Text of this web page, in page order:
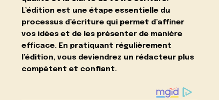
L’édition est une étape essentielle du
processus d’écriture qui permet d’affiner
vos idées et de les présenter de manière
efficace. En pratiquant régulièrement
l’édition, vous deviendrez un rédacteur plus
compétent et confiant.